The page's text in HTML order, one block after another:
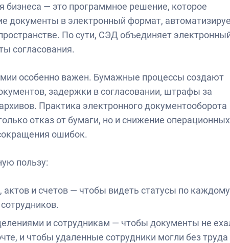
бизнеса — это программное решение, которое
документы в электронный формат,
По сути, СЭД объединяет
согласования.
особенно важен. Бумажные процессы создают
задержки в согласовании, штрафы за
Практика электронного документооборота
отказ от бумаги, но и снижение операционных
ошибок.
пользу:
и счетов — чтобы видеть статусы по каждому
и сотрудникам — чтобы документы не
и чтобы удаленные сотрудники могли без труда